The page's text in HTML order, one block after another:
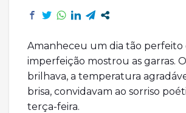
Amanheceu um dia tão perfeito
imperfeição mostrou as garras.
brilhava, a temperatura
brisa, convidavam ao sorriso
terça-feira.